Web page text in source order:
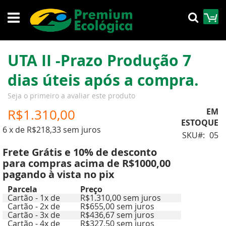
para
o
UTA II -Prazo Produção 7
dias úteis após a compra.
Seja o primeiro a avaliar este produto
R$1.310,00
6 x de R$218,33 sem juros
Frete Grátis e 10% de desconto
para compras acima de R$1000,00
pagando à vista no pix
Parcela Preço
Cartão - 1x de R$1.310,00 sem juros
Cartão - 2x de R$655,00 sem juros
Cartão - 3x de R$436,67 sem juros
Cartão - 4x de R$327,50 sem juros
EM
ESTOQUE
SKU
05